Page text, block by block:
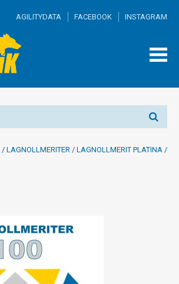
AGILITYDATA FACEBOOK INSTAGRAM
/ LAGNOLLMERITER / LAGNOLLMERIT PLATINA /